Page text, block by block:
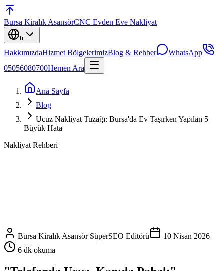
Bursa Kiralık AsansörCNC Evden Eve Nakliyat
tr
HakkımızdaHizmet BölgelerimizBlog & Rehber
WhatsApp
05056080700Hemen Ara
Ana Sayfa
Blog
Ucuz Nakliyat Tuzağı: Bursa'da Ev Taşırken Yapılan 5
Büyük Hata
Nakliyat Rehberi
Bursa Kiralık Asansör SüperSEO Editörü
10 Nisan 2026
6 dk okuma